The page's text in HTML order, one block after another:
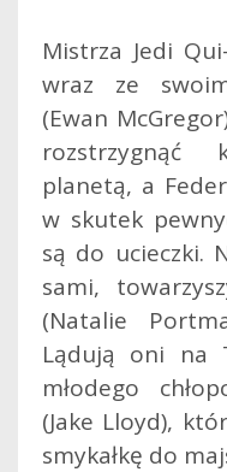
Mistrza Jedi
wraz ze
(Ewan
planetą, a
w skutek
są do ucieczki.
sami,
(Natalie
Lądują oni na
młodego
(Jake Lloyd),
smykałkę do